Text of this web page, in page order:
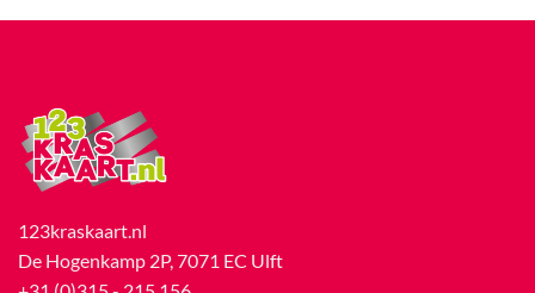
123kraskaart.nl
De Hogenkamp 2P, 7071 EC Ulft